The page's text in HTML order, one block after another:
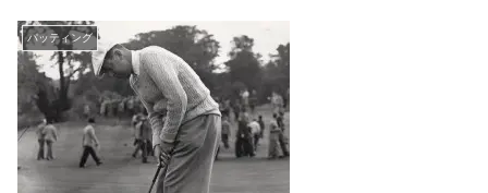
パッティング